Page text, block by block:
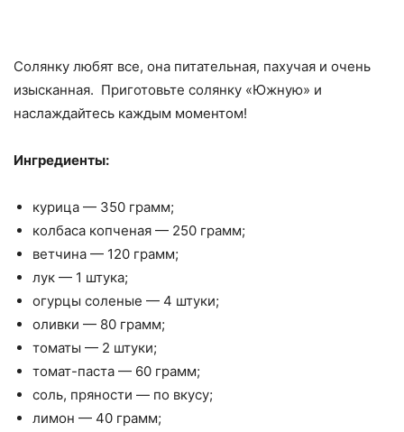
Солянку любят все, она питательная, пахучая и очень
изысканная. Приготовьте солянку «Южную» и
наслаждайтесь каждым моментом!
Ингредиенты:
курица — 350 грамм;
колбаса копченая — 250 грамм;
ветчина — 120 грамм;
лук — 1 штука;
огурцы соленые — 4 штуки;
оливки — 80 грамм;
томаты — 2 штуки;
томат-паста — 60 грамм;
соль, пряности — по вкусу;
лимон — 40 грамм;